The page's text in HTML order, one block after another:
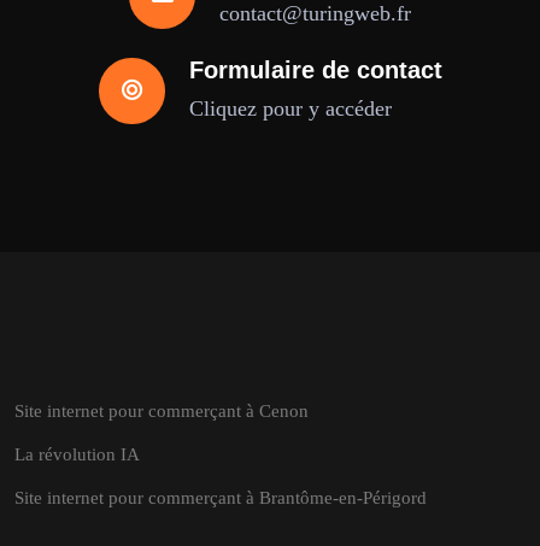
contact@turingweb.fr
Formulaire de contact
Cliquez pour y accéder
Site internet pour commerçant à Cenon
La révolution IA
Site internet pour commerçant à Brantôme-en-Périgord